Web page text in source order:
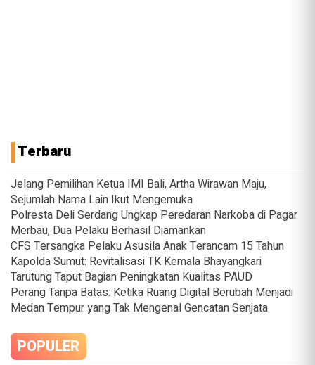
Terbaru
Jelang Pemilihan Ketua IMI Bali, Artha Wirawan Maju,
Sejumlah Nama Lain Ikut Mengemuka
Polresta Deli Serdang Ungkap Peredaran Narkoba di Pagar
Merbau, Dua Pelaku Berhasil Diamankan
CFS Tersangka Pelaku Asusila Anak Terancam 15 Tahun
Kapolda Sumut: Revitalisasi TK Kemala Bhayangkari
Tarutung Taput Bagian Peningkatan Kualitas PAUD
Perang Tanpa Batas: Ketika Ruang Digital Berubah Menjadi
Medan Tempur yang Tak Mengenal Gencatan Senjata
POPULER